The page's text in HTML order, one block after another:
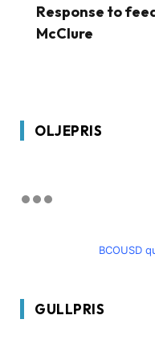
Response to
McClure
OLJEPRIS
BCOUSD
GULLPRIS